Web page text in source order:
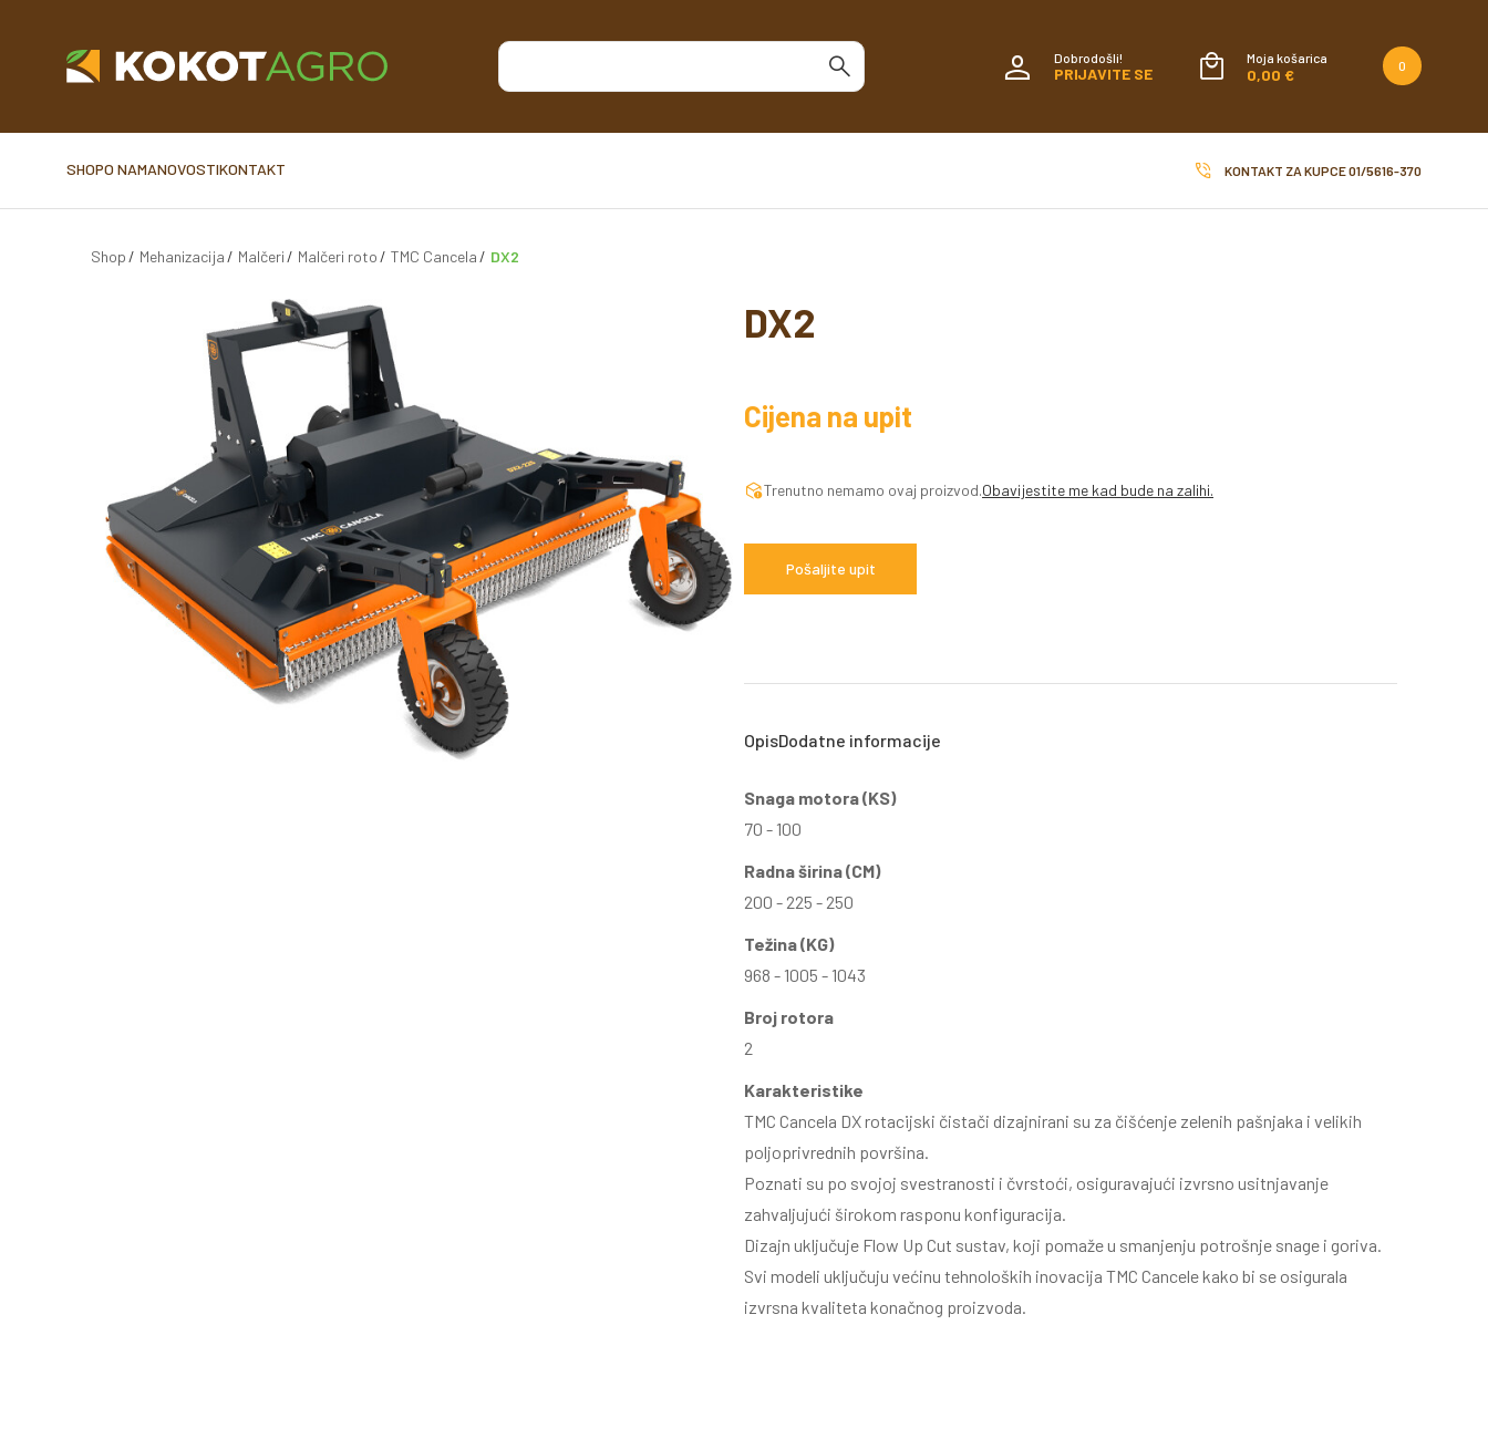
Dobrodošli!
PRIJAVITE SE
Moja košarica
0,00 €
0
SHOPO NAMANOVOSTIKONTAKT KONTAKT ZA KUPCE01/5616-370
Shop Mehanizacija Malčeri Malčeri roto TMC Cancela DX2
DX2
Cijena na upit
Trenutno nemamo ovaj proizvod.Obavijestite me kad bude na zalihi.
Pošaljite upit
OpisDodatne informacije
Snaga motora (KS)
70 - 100
Radna širina (CM)
200 - 225 - 250
Težina (KG)
968 - 1005 - 1043
Broj rotora
2
Karakteristike
TMC Cancela DX rotacijski čistači dizajnirani su za čišćenje zelenih pašnjaka i velikih
poljoprivrednih površina.
Poznati su po svojoj svestranosti i čvrstoći, osiguravajući izvrsno usitnjavanje
zahvaljujući širokom rasponu konfiguracija.
Dizajn uključuje Flow Up Cut sustav, koji pomaže u smanjenju potrošnje snage i goriva.
Svi modeli uključuju većinu tehnoloških inovacija TMC Cancele kako bi se osigurala
izvrsna kvaliteta konačnog proizvoda.